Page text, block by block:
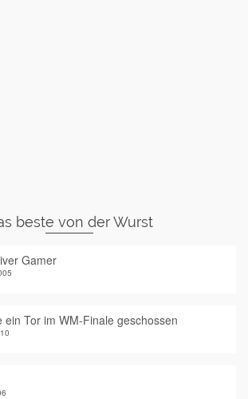
beste von der Wurst
Gamer
ein Tor im WM-Finale geschossen